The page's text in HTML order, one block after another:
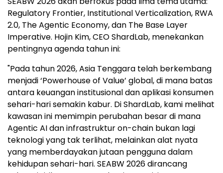
Regulatory Frontier, Institutional Verticalization, RWA
2.0, The Agentic Economy, dan The Base Layer
Imperative. Hojin Kim, CEO ShardLab, menekankan
pentingnya agenda tahun ini:
"Pada tahun 2026, Asia Tenggara telah berkembang
menjadi ‘Powerhouse of Value’ global, di mana batas
antara keuangan institusional dan aplikasi konsumen
sehari-hari semakin kabur. Di ShardLab, kami melihat
kawasan ini memimpin perubahan besar di mana
Agentic AI dan infrastruktur on-chain bukan lagi
teknologi yang tak terlihat, melainkan alat nyata
yang memberdayakan jutaan pengguna dalam
kehidupan sehari-hari. SEABW 2026 dirancang